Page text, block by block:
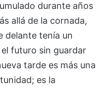
durante años
allá de la cornada,
delante tenía un
futuro sin guardar
tarde es más una
es la